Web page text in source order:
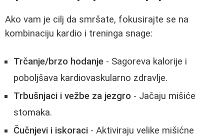
Ako vam je cilj da smršate, fokusirajte se na
kombinaciju kardio i treninga snage:
Trčanje/brzo hodanje - Sagoreva kalorije i
poboljšava kardiovaskularno zdravlje.
Trbušnjaci i vežbe za jezgro - Jačaju mišiće
stomaka.
Čučnjevi i iskoraci - Aktiviraju velike mišićne